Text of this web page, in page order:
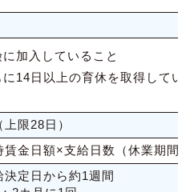
に加入していること
に14日以上の育休を取得してい
限28日）
賃金日額×支給日数（休業期間）
決定日から約1週間